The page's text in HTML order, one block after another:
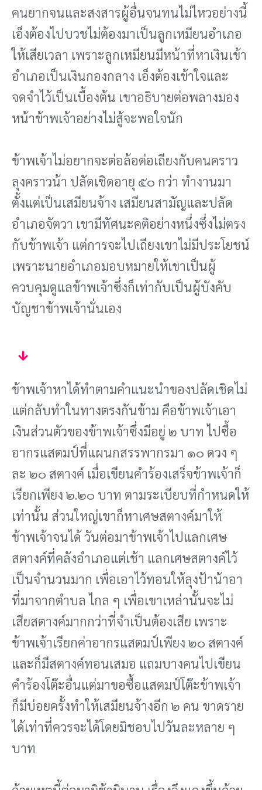
คนยากจนและสงสารผู้อื่นจนทนไม่ไหวอย่างนี้
เอ็งต้องไปบวชไม่ต้องมาเป็นลูกเหมียนอําเภอ
ให้เสียเวลา เพราะลูกเหมียนมีหน้าที่หาเงินเข้า
อําเภอเป็นเงินกองกลาง เอ็งต้องเข้าใจและ
จดจําไว้เป็นเบื้องต้น เขาอธิบายต่อพลางมอง
หน้าข้าพเจ้าอย่างไม่สู้จะพอใจนัก
ข้าพเจ้าไม่อยากจะต่อล้อต่อเถียงกับคนคราว
ลุงคราวน้า ปลัดเชิดอายุ ๕๐ กว่า ทํางานมา
ตั้งแต่เป็นเสมียนจ้าง เสมียนสามัญและปลัด
อําเภอจัตวา เขามีทัศนะคติอย่างหนึ่งซึ่งไม่ตรง
กับข้าพเจ้า แต่การจะไปเถียงเขาไม่มีประโยชน์
เพราะนายอําเภอมอบหมายให้เขาเป็นผู้
ควบคุมดูแลข้าพเจ้าซึ่งก็เท่ากับเป็นผู้บังคับ
บัญชาข้าพเจ้านั่นเอง
ข้าพเจ้าหาได้ทําตามคําแนะนําของปลัดเชิดไม่
แต่กลับทําในทางตรงกันข้าม คือข้าพเจ้าเอา
เงินส่วนตัวของข้าพเจ้าซึ่งมีอยู่ ๒ บาท ไปซื้อ
อากรแสตมป์ที่แผนกสรรพากรมา ๑๐ ดวง ๆ
ละ ๒๐ สตางค์ เมื่อเขียนคําร้องเสร็จข้าพเจ้าก็
เรียกเพียง ๒.๒๐ บาท ตามระเบียบที่กําหนดให้
เท่านั้น ส่วนใหญ่เขาก็หาเศษสตางค์มาให้
ข้าพเจ้าจนได้ วันต่อมาข้าพเจ้าไปแลกเศษ
สตางค์ที่คลังอําเภอแต่เช้า แลกเศษสตางค์ไว้
เป็นจํานวนมาก เพื่อเอาไว้ทอนให้ลุงป้าน้าอา
ที่มาจากตําบล ไกล ๆ เพื่อเขาเหล่านั้นจะไม่
เสียสตางค์มากกว่าที่จําเป็นต้องเสีย เพราะ
ข้าพเจ้าเรียกค่าอากรแสตมป์เพียง ๒๐ สตางค์
และก็มีสตางค์ทอนเสมอ แถมบางคนไปเขียน
คําร้องโต๊ะอื่นแต่มาขอซื้อแสตมป์โต๊ะข้าพเจ้า
ก็มีบ่อยครั้งทำให้เสมียนจ้างอีก ๒ คน ขาดราย
ได้เท่าที่ควรจะได้โดยมิชอบไปวันละหลาย ๆ
บาท